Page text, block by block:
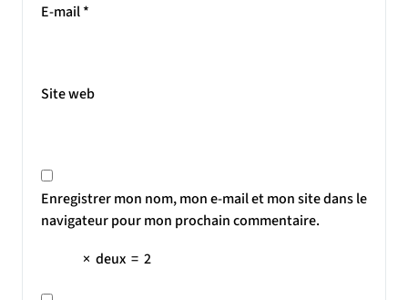
E-mail*
Site web
Enregistrer mon nom, mon e-mail et mon site dans le
navigateur pour mon prochain commentaire.
× deux = 2